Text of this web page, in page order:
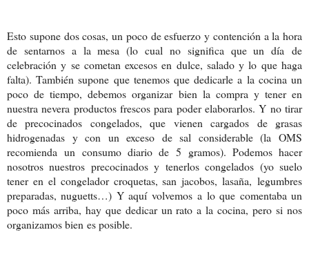
Esto supone dos cosas, un poco de esfuerzo y contención a la hora
de sentarnos a la mesa (lo cual no significa que un día de
celebración y se cometan excesos en dulce, salado y lo que haga
falta). También supone que tenemos que dedicarle a la cocina un
poco de tiempo, debemos organizar bien la compra y tener en
nuestra nevera productos frescos para poder elaborarlos. Y no tirar
de precocinados congelados, que vienen cargados de grasas
hidrogenadas y con un exceso de sal considerable (la OMS
recomienda un consumo diario de 5 gramos). Podemos hacer
nosotros nuestros precocinados y tenerlos congelados (yo suelo
tener en el congelador croquetas, san jacobos, lasaña, legumbres
preparadas, nuguetts…) Y aquí volvemos a lo que comentaba un
poco más arriba, hay que dedicar un rato a la cocina, pero si nos
organizamos bien es posible.